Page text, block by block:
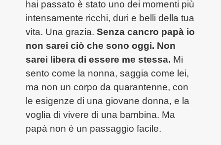
hai passato è stato uno dei momenti più
intensamente ricchi, duri e belli della tua
vita. Una grazia.Senza cancro papà io
non sarei ciò che sono oggi. Non
sarei libera di essere me stessa. Mi
sento come la nonna, saggia come lei,
ma non un corpo da quarantenne, con
le esigenze di una giovane donna, e la
voglia di vivere di una bambina. Ma
papà non è un passaggio facile.